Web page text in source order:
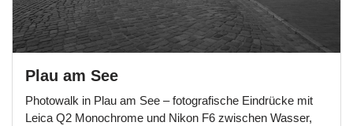
Plau am See
Photowalk in Plau am See – fotografische Eindrücke mit
Leica Q2 Monochrome und Nikon F6 zwischen Wasser,